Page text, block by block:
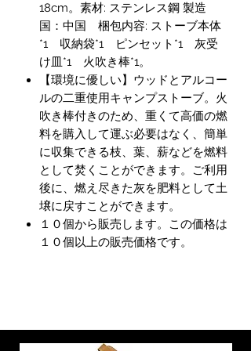
18cm。素材: ステンレス鋼 製造
国：中国 梱包内容: ストーブ本体
*1 収納袋*1 ピンセット*1 灰受
け皿*1 火吹き棒*1。
【環境に優しい】ウッドとアルコー
ルの二重使用キャンプストーブ。火
吹き棒付きのため、重くて高価の燃
料を購入して運ぶ必要はなく、簡単
に収集できる枝、葉、薪などを燃料
として焚くことができます。ご利用
後に、燃え尽きた灰を肥料として土
壌に戻すことができます。
１０個から販売します。この価格は
１０個以上の販売価格です。